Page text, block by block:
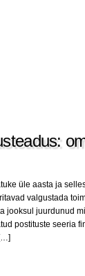
üle aasta ja
valgustada
jooksul juurdunud
postituste seeria